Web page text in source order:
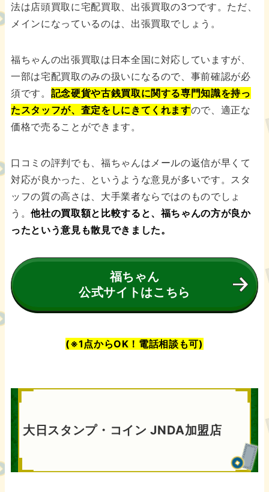
法は店頭買取に宅配買取、出張買取の3つです。ただ、
メインになっているのは、出張買取でしょう。
福ちゃんの出張買取は日本全国に対応していますが、
一部は宅配買取のみの扱いになるので、事前確認が必
須です。 記念硬貨や古銭買取に関する専門知識を持っ
たスタッフが、査定をしにきてくれますので、適正な
価格で売ることができます。
口コミの評判でも、福ちゃんはメールの返信が早くて
対応が良かった、というような意見が多いです。スタ
ッフの質の高さは、大手業者ならではのものでしょ
う。他社の買取額と比較すると、福ちゃんの方が良か
ったという意見も散見できました。
福ちゃん
公式サイトはこちら
(※1点からOK！電話相談も可)
大日スタンプ・コイン JNDA加盟店